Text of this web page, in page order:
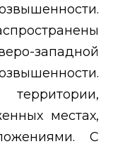
западной
местах,
С